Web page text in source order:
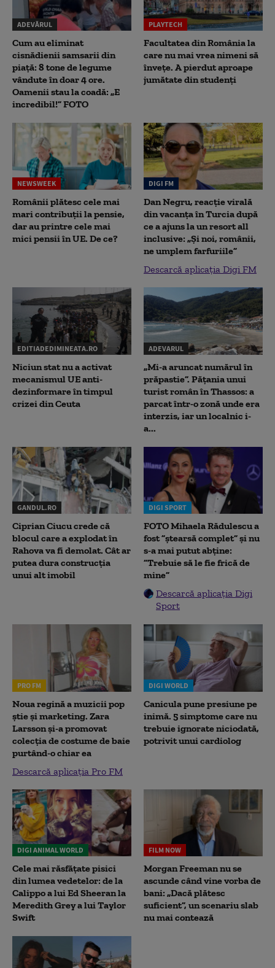
ADEVĂRUL
Cum au eliminat
cisnădienii samsarii din
piață: 8 tone de legume
vândute în doar 4 ore.
Oamenii stau la coadă: „E
incredibil!” FOTO
PLAYTECH
Facultatea din România la
care nu mai vrea nimeni să
înveţe. A pierdut aproape
jumătate din studenţi
NEWSWEEK
Românii plătesc cele mai
mari contribuții la pensie,
dar au printre cele mai
mici pensii în UE. De ce?
DIGI FM
Dan Negru, reacție virală
din vacanța în Turcia după
ce a ajuns la un resort all
inclusive: „Și noi, românii,
ne umplem farfuriile”
Descarcă aplicația Digi FM
EDITIADEDIMINEATA.RO
Niciun stat nu a activat
mecanismul UE anti-
dezinformare în timpul
crizei din Ceuta
ADEVARUL
„Mi-a aruncat numărul în
prăpastie”. Pățania unui
turist român în Thassos: a
parcat într-o zonă unde era
interzis, iar un localnic i-
a...
GANDUL.RO
Ciprian Ciucu crede că
blocul care a explodat în
Rahova va fi demolat. Cât ar
putea dura construcția
unui alt imobil
DIGI SPORT
FOTO Mihaela Rădulescu a
fost ”ștearsă complet” și nu
s-a mai putut abține:
”Trebuie să le fie frică de
mine”
Descarcă aplicația Digi
Sport
PRO FM
Noua regină a muzicii pop
știe și marketing. Zara
Larsson și-a promovat
colecția de costume de baie
purtând-o chiar ea
Descarcă aplicația Pro FM
DIGI WORLD
Canicula pune presiune pe
inimă. 5 simptome care nu
trebuie ignorate niciodată,
potrivit unui cardiolog
DIGI ANIMAL WORLD
Cele mai răsfățate pisici
din lumea vedetelor: de la
Calippo a lui Ed Sheeran la
Meredith Grey a lui Taylor
Swift
FILM NOW
Morgan Freeman nu se
ascunde când vine vorba de
bani: „Dacă plătesc
suficient”, un scenariu slab
nu mai contează